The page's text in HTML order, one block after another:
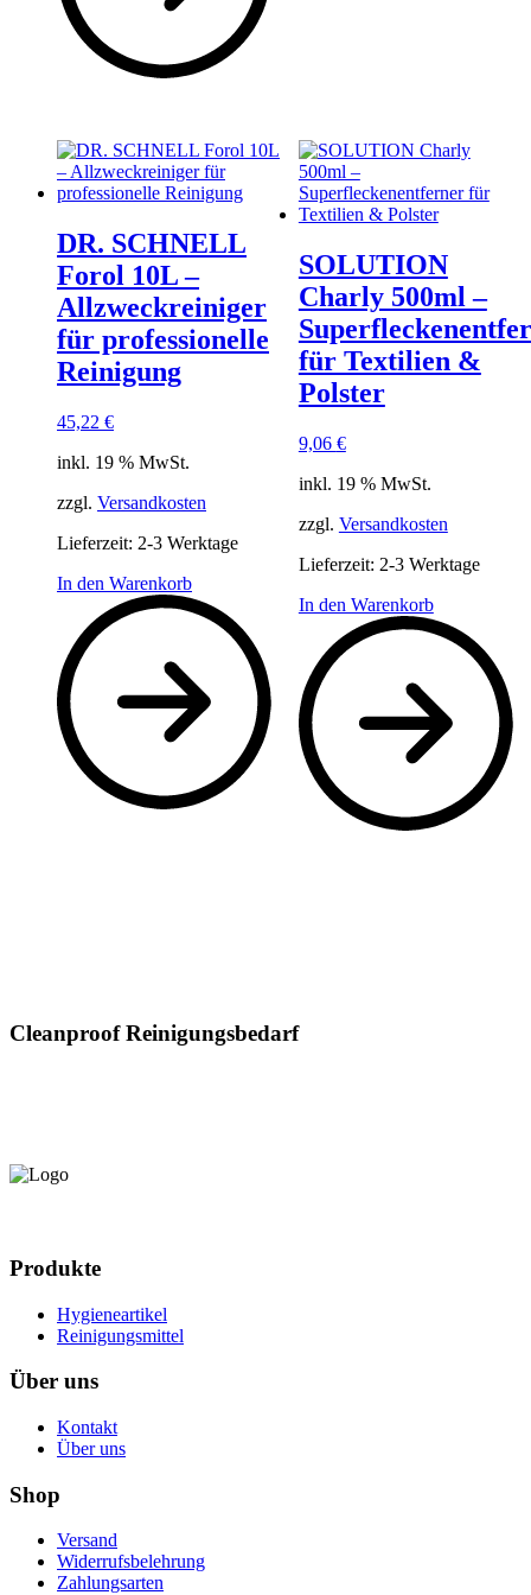
DR. SCHNELL
Forol 10L –
Allzweckreiniger
für professionelle
Reinigung
45,22 €
inkl. 19 % MwSt.
zzgl. Versandkosten
Lieferzeit: 2-3 Werktage
In den Warenkorb
SOLUTION
Charly 500ml –
für Textilien &
Polster
9,06 €
inkl. 19 % MwSt.
zzgl. Versandkosten
Lieferzeit: 2-3 Werktage
In den Warenkorb
Cleanproof Reinigungsbedarf
Produkte
Hygieneartikel
Reinigungsmittel
Über uns
Kontakt
Über uns
Shop
Versand
Widerrufsbelehrung
Zahlungsarten